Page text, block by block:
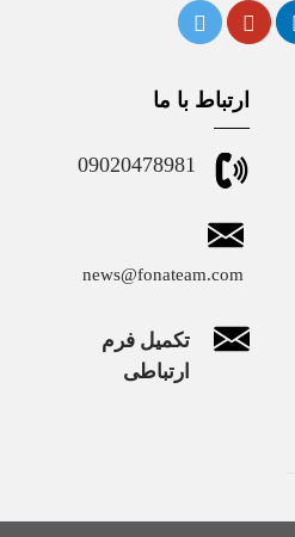
ارتباط با ما
09020478981
news@fonateam.com
تکمیل فرم
ارتباطی